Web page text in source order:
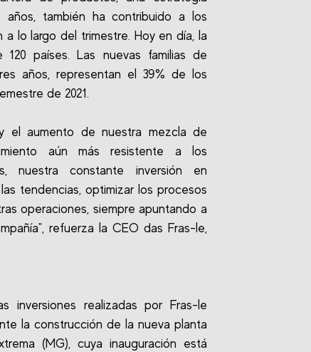
también ha contribuido a los
lo largo del trimestre. Hoy en día, la
países. Las nuevas familias de
años, representan el 39% de los
de 2021.
el aumento de nuestra mezcla de
aún más resistente a los
nuestra constante inversión en
tendencias, optimizar los procesos
operaciones, siempre apuntando a
refuerza la CEO das Fras-le,
inversiones realizadas por Fras-le
la construcción de la nueva planta
(MG), cuya inauguración está